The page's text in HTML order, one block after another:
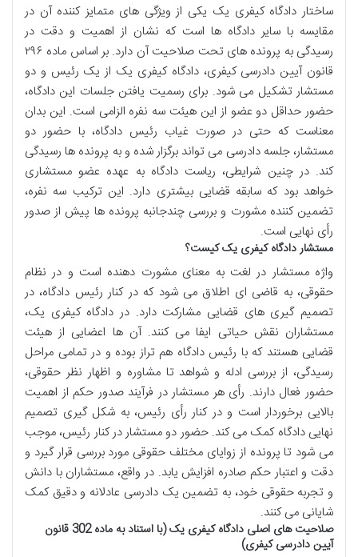
ساختار دادگاه کیفری یک یکی از ویژگی های متمایز کننده آن در
مقایسه با سایر دادگاه ها است که نشان از اهمیت و دقت در
رسیدگی به پرونده های تحت صلاحیت آن دارد. بر اساس ماده ۲۹۶
قانون آیین دادرسی کیفری، دادگاه کیفری یک از یک رئیس و دو
مستشار تشکیل می شود. برای رسمیت یافتن جلسات این دادگاه،
حضور حداقل دو عضو از این هیئت سه نفره الزامی است. این بدان
معناست که حتی در صورت غیاب رئیس دادگاه، با حضور دو
مستشار، جلسه دادرسی می تواند برگزار شده و به پرونده ها رسیدگی
کند. در چنین شرایطی، ریاست دادگاه به عهده عضو مستشاری
خواهد بود که سابقه قضایی بیشتری دارد. این ترکیب سه نفره،
تضمین کننده مشورت و بررسی چندجانبه پرونده ها پیش از صدور
رأی نهایی است.
مستشار دادگاه کیفری یک کیست؟
واژه مستشار در لغت به معنای مشورت دهنده است و در نظام
حقوقی، به قاضی ای اطلاق می شود که در کنار رئیس دادگاه، در
تصمیم گیری های قضایی مشارکت دارد. در دادگاه کیفری یک،
مستشاران نقش حیاتی ایفا می کنند. آن ها اعضایی از هیئت
قضایی هستند که با رئیس دادگاه هم تراز بوده و در تمامی مراحل
رسیدگی، از بررسی ادله و شواهد تا مشاوره و اظهار نظر حقوقی،
حضور فعال دارند. رأی هر مستشار در فرآیند صدور حکم از اهمیت
بالایی برخوردار است و در کنار رأی رئیس، به شکل گیری تصمیم
نهایی دادگاه کمک می کند. حضور دو مستشار در کنار رئیس، موجب
می شود تا پرونده از زوایای مختلف حقوقی مورد بررسی قرار گیرد و
دقت و اعتبار حکم صادره افزایش یابد. در واقع، مستشاران با دانش
و تجربه حقوقی خود، به تضمین یک دادرسی عادلانه و دقیق کمک
شایانی می کنند.
صلاحیت های اصلی دادگاه کیفری یک (با استناد به ماده 302 قانون
آیین دادرسی کیفری)